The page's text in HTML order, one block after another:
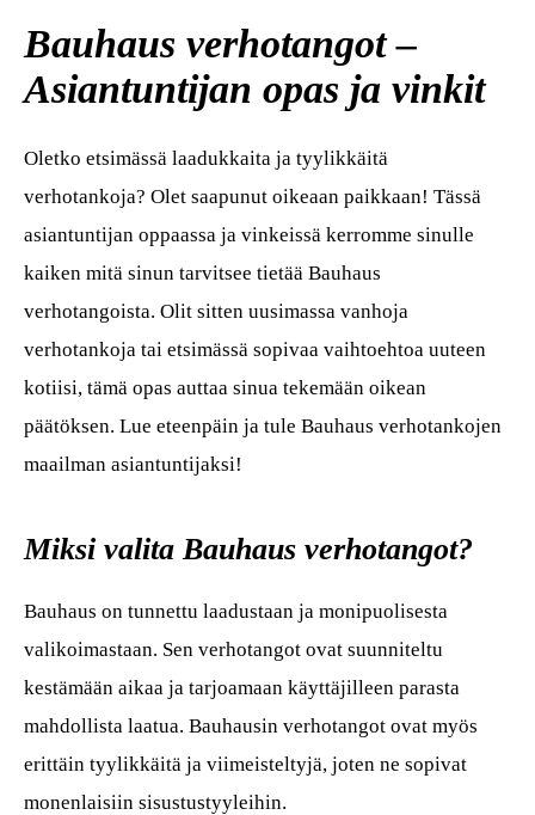
Bauhaus verhotangot –
Asiantuntijan opas ja vinkit
Oletko etsimässä laadukkaita ja tyylikkäitä
verhotankoja? Olet saapunut oikeaan paikkaan! Tässä
asiantuntijan oppaassa ja vinkeissä kerromme sinulle
kaiken mitä sinun tarvitsee tietää Bauhaus
verhotangoista. Olit sitten uusimassa vanhoja
verhotankoja tai etsimässä sopivaa vaihtoehtoa uuteen
kotiisi, tämä opas auttaa sinua tekemään oikean
päätöksen. Lue eteenpäin ja tule Bauhaus verhotankojen
maailman asiantuntijaksi!
Miksi valita Bauhaus verhotangot?
Bauhaus on tunnettu laadustaan ja monipuolisesta
valikoimastaan. Sen verhotangot ovat suunniteltu
kestämään aikaa ja tarjoamaan käyttäjilleen parasta
mahdollista laatua. Bauhausin verhotangot ovat myös
erittäin tyylikkäitä ja viimeisteltyjä, joten ne sopivat
monenlaisiin sisustustyyleihin.